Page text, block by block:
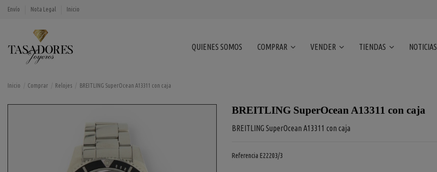
Envío Nota Legal Inicio
QUIENES SOMOS COMPRAR VENDER TIENDAS NOTICIAS
Inicio Comprar Relojes BREITLING SuperOcean A13311 con caja
BREITLING SuperOcean A13311 con caja
BREITLING SuperOcean A13311 con caja
Referencia E22203/3